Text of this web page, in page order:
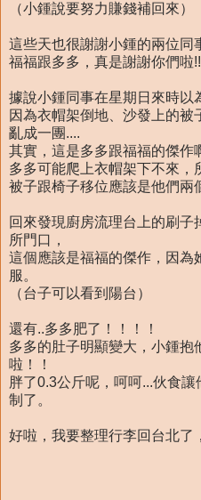
（小鍾說要努力賺錢補回來）
這些天也很謝謝小鍾的兩位同
福福跟多多，真是謝謝你們啦
據說小鍾同事在星期日來時以
因為衣帽架倒地、沙發上的被
亂成一團....
其實，這是多多跟福福的傑作
多多可能爬上衣帽架下不來，
被子跟椅子移位應該是他們兩
回來發現廚房流理台上的刷
所門口，
這個應該是福福的傑作，因為
服。
（台子可以看到陽台）
還有..多多肥了！！！！
多多的肚子明顯變大，小鍾抱
啦！！
胖了0.3公斤呢，呵呵...伙食
制了。
好啦，我要整理行李回台北了